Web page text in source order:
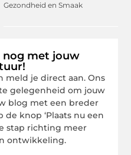
Gezondheid en Smaak
nog met jouw
meld je direct aan. Ons
gelegenheid om jouw
blog met een breder
knop ‘Plaats nu een
stap richting meer
ontwikkeling.